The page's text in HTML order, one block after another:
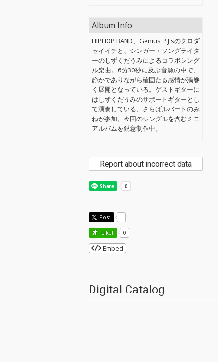
Album Info
HIPHOP BAND、Genius P.J'sのクロダ
セイイチと、シンガー・ソングライタ
ーのしずくだうみによるコラボシング
ル楽曲。6分30秒に及ぶ音源の中で、
静かでありながら確固たる感情が渦巻
く展開となっている。ゲストギターに
はしずくだうみのサポートギターとし
て演奏している、さらばルバートのみ
ねが参加。今回のシングルを含むミニ
アルバムを鋭意制作中。
Report about incorrect data
Post -
Like! 0
Embed
Digital Catalog